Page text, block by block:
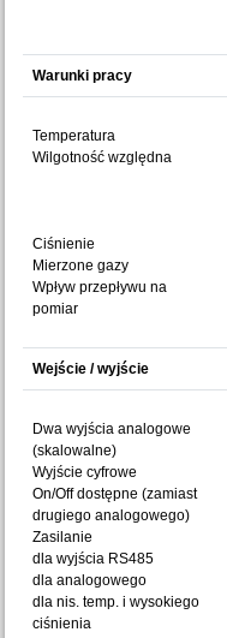
Warunki pracy
Temperatura
Wilgotność względna
Ciśnienie
Mierzone gazy
Wpływ przepływu na
pomiar
Wejście / wyjście
Dwa wyjścia analogowe
(skalowalne)
Wyjście cyfrowe
On/Off dostępne (zamiast
drugiego analogowego)
Zasilanie
dla wyjścia RS485
dla analogowego
dla nis. temp. i wysokiego
ciśnienia